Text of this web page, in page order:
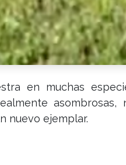
en muchas
nuevo ejemplar.